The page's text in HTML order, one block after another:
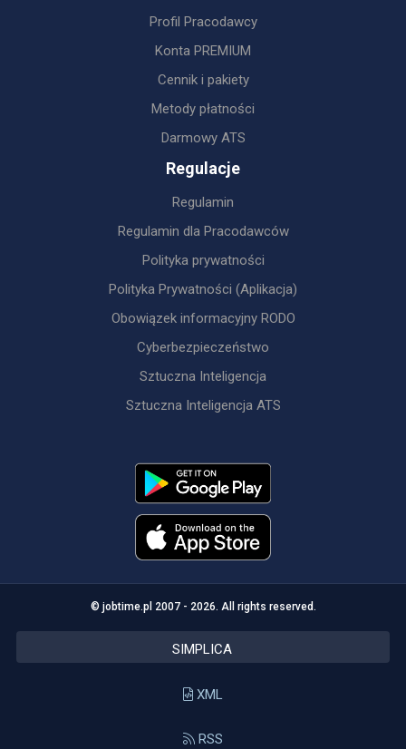
Profil Pracodawcy
Konta PREMIUM
Cennik i pakiety
Metody płatności
Darmowy ATS
Regulacje
Regulamin
Regulamin dla Pracodawców
Polityka prywatności
Polityka Prywatności (Aplikacja)
Obowiązek informacyjny RODO
Cyberbezpieczeństwo
Sztuczna Inteligencja
Sztuczna Inteligencja ATS
© jobtime.pl 2007 - 2026. All rights reserved.
SIMPLICA
XML
RSS